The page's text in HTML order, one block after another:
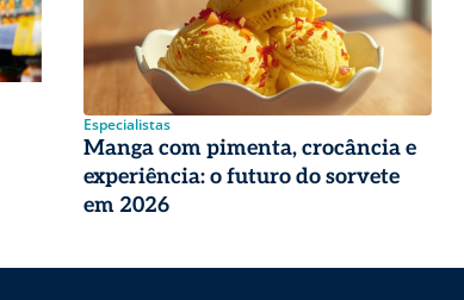
Especialistas
Manga com pimenta, crocância e
experiência: o futuro do sorvete
em 2026